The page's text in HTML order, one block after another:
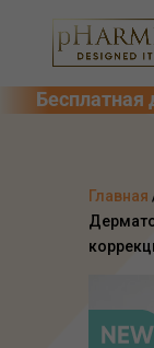
Главная